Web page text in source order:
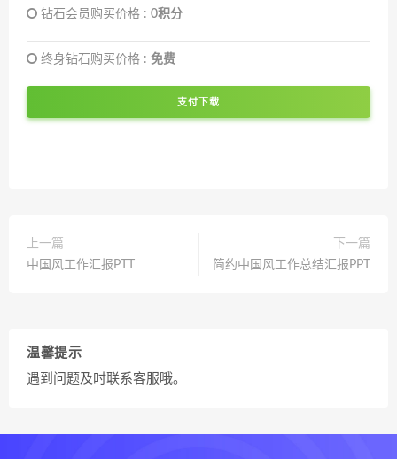
钻石会员购买价格 : 0积分
终身钻石购买价格 : 免费
支付下载
上一篇
中国风工作汇报PTT
下一篇
简约中国风工作总结汇报PPT
温馨提示
遇到问题及时联系客服哦。